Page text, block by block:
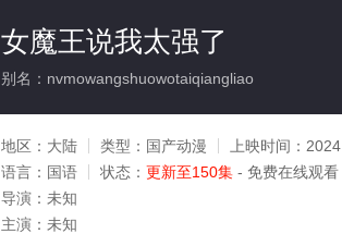
女魔王说我太强了
别名：nvmowangshuowotaiqiangliao
地区： 大陆 类型： 国产动漫 上映时间： 2024
语言： 国语 状态： 更新至150集 - 免费在线观看
导演： 未知
主演： 未知